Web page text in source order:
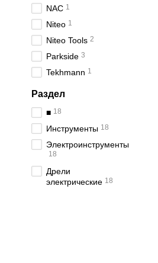
NAC 1
Niteo 1
Niteo Tools 2
Parkside 3
Tekhmann 1
Раздел
■ 18
Инструменты 18
Электроинструменты
18
Дрели
электрические 18